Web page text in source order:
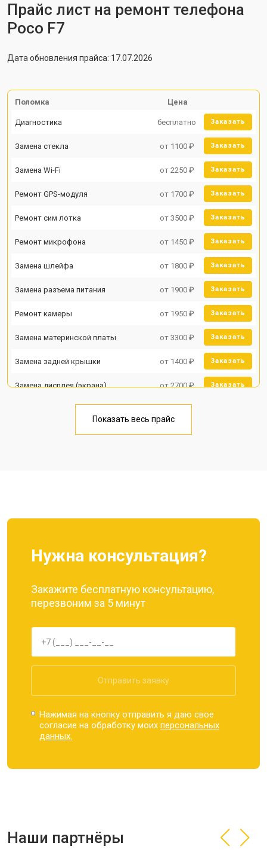
Прайс лист на ремонт телефона
Poco F7
Дата обновления прайса: 17.07.2026
Поломка Цена
Диагностика бесплатно Заказать
Замена стекла от 1100 ₽ Заказать
Замена Wi-Fi от 2250 ₽ Заказать
Ремонт GPS-модуля от 1700 ₽ Заказать
Ремонт сим лотка от 3500 ₽ Заказать
Ремонт микрофона от 1450 ₽ Заказать
Замена шлейфа от 1800 ₽ Заказать
Замена разъема питания от 1900 ₽ Заказать
Ремонт камеры от 1950 ₽ Заказать
Замена материнской платы от 3300 ₽ Заказать
Замена задней крышки от 1400 ₽ Заказать
Замена дисплея (экрана) от 2700 ₽ Заказать
Замена кнопки включения от 1750 ₽
Показать весь прайс
Нужна консультация?
Закажите бесплатную консультацию,
перезвоним за 5 минут
Отправить заявку
Нажимая на кнопку отправить я даю свое
согласие на обработку моихперсональных
данных.
Наши партнёры